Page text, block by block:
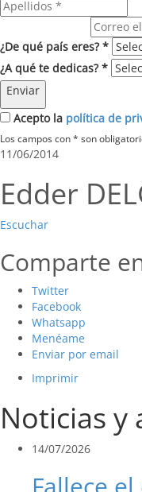
¿De qué país eres? *
¿A qué te dedicas? *
Enviar
Acepto la política de
Los campos con * son
11/06/2014
Edder
Escuchar
Comparte
Twitter
Facebook
Whatsapp
Menéame
Enviar por email
Imprimir
Noticias y
14/07/2026